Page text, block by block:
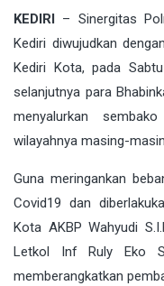
KEDIRI – Sinergitas
Kediri diwujudkan
Kediri Kota, pada
selanjutnya para
menyalurkan
wilayahnya masing-
Guna meringankan
Covid19 dan
Kota AKBP Wahyudi
Letkol Inf Ruly Eko
memberangkatkan